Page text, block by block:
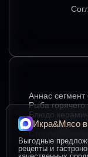
Аннаc
хранения и
Рыба горячего
любимым
Блюдо
изюминка
Стерлядь
Стерлядь
особенности
Термопакет
свежести и
Икра
Икра&Мясо
Выгодные
рецепты и